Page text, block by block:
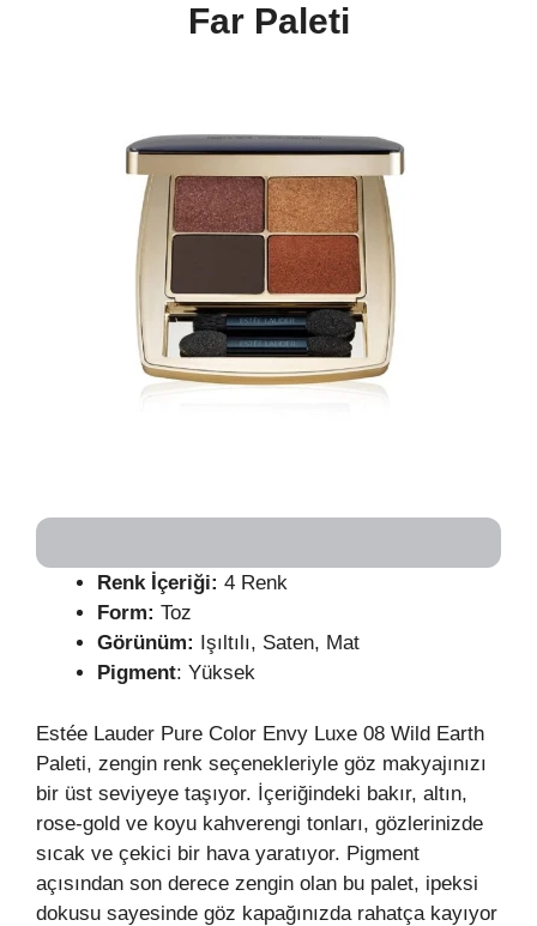
Far Paleti
Renk İçeriği: 4 Renk
Form: Toz
Görünüm: Işıltılı, Saten, Mat
Pigment: Yüksek
Estée Lauder Pure Color Envy Luxe 08 Wild Earth
Paleti, zengin renk seçenekleriyle göz makyajınızı
bir üst seviyeye taşıyor. İçeriğindeki bakır, altın,
rose-gold ve koyu kahverengi tonları, gözlerinizde
sıcak ve çekici bir hava yaratıyor. Pigment
açısından son derece zengin olan bu palet, ipeksi
dokusu sayesinde göz kapağınızda rahatça kayıyor